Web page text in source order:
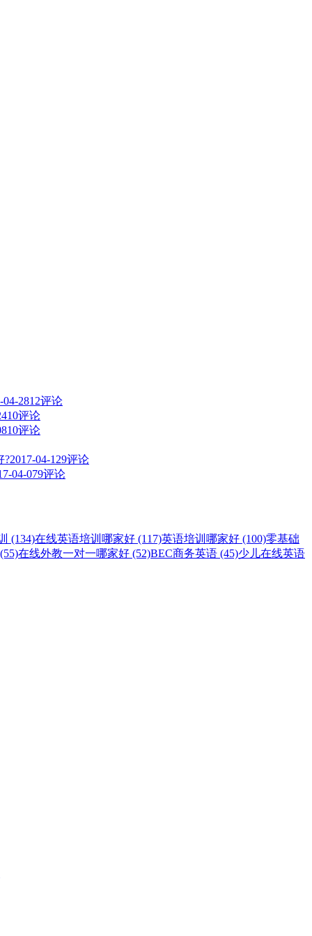
04-2812评论
10评论
10评论
?2017-04-129评论
04-079评论
(134)在线英语培训哪家好 (117)英语培训哪家好 (100)零基础
在线外教一对一哪家好 (52)BEC商务英语 (45)少儿在线英语